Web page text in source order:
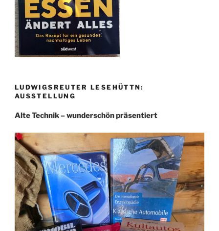
LUDWIGSREUTER LESEHÜTTN:
AUSSTELLUNG
Alte Technik – wunderschön präsentiert